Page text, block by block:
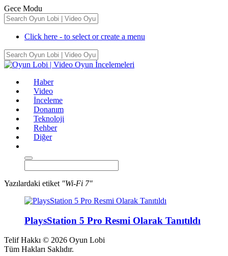
Gece Modu
Click here - to select or create a menu
Haber
Video
İnceleme
Donanım
Teknoloji
Rehber
Diğer
Yazılardaki etiket "Wi-Fi 7"
PlaysStation 5 Pro Resmi Olarak Tanıtıldı
Telif Hakkı © 2026 Oyun Lobi
Tüm Hakları Saklıdır.